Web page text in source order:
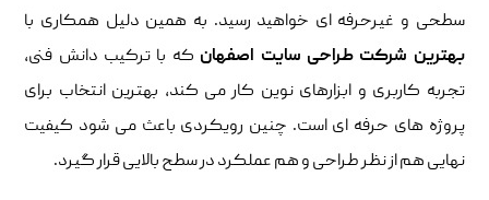
سطحی و غیرحرفه ای خواهید رسید. به همین دلیل همکاری با
بهترین شرکت طراحی سایت اصفهان که با ترکیب دانش فنی،
تجربه کاربری و ابزارهای نوین کار می کند، بهترین انتخاب برای
پروژه های حرفه ای است. چنین رویکردی باعث می شود کیفیت
نهایی هم از نظر طراحی و هم عملکرد در سطح بالایی قرار گیرد.